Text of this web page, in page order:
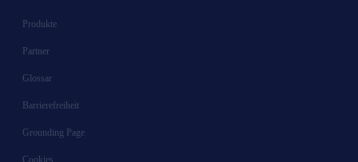
Produkte
Partner
Glossar
Barrierefreiheit
Grounding Page
Cookies